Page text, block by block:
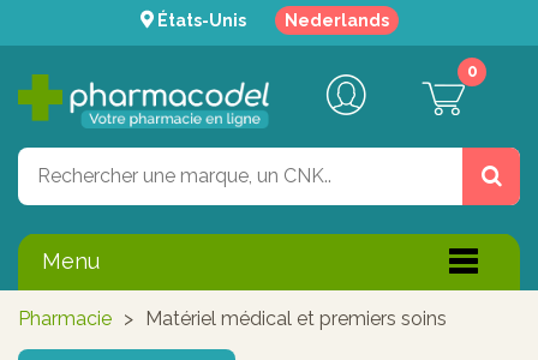
États-Unis Nederlands
0
Menu
Pharmacie > Matériel médical et premiers soins